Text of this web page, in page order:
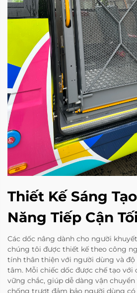
Thiết Kế Sáng
Năng Tiếp Cận
Các dốc nâng dành cho người
chúng tôi được thiết kế theo công
tính thân thiện với người dùng và
tâm. Mỗi chiếc dốc được chế tạo với
vững chắc, giúp dễ dàng vận
chống trượt đảm bảo người dùng có